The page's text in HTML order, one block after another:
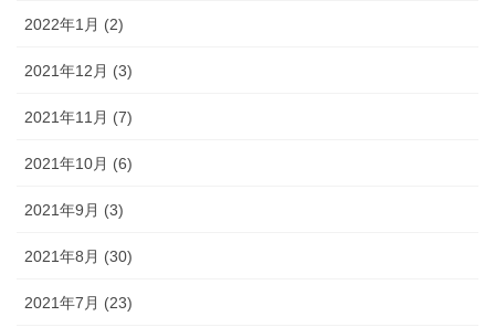
2022年1月 (2)
2021年12月 (3)
2021年11月 (7)
2021年10月 (6)
2021年9月 (3)
2021年8月 (30)
2021年7月 (23)